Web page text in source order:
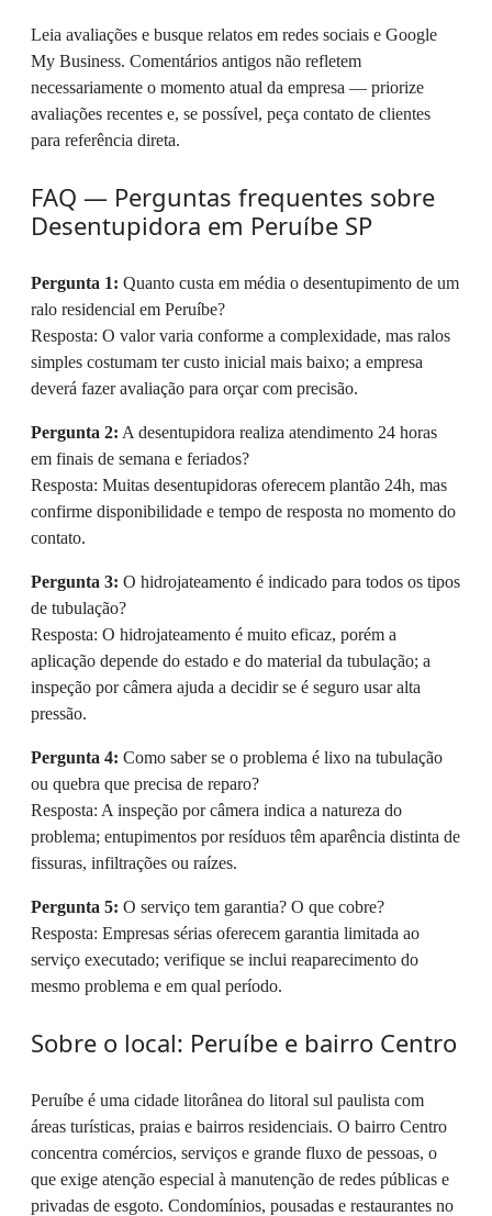
Leia avaliações e busque relatos em redes sociais e Google
My Business. Comentários antigos não refletem
necessariamente o momento atual da empresa — priorize
avaliações recentes e, se possível, peça contato de clientes
para referência direta.
FAQ — Perguntas frequentes sobre
Desentupidora em Peruíbe SP
Pergunta 1: Quanto custa em média o desentupimento de um
ralo residencial em Peruíbe?
Resposta: O valor varia conforme a complexidade, mas ralos
simples costumam ter custo inicial mais baixo; a empresa
deverá fazer avaliação para orçar com precisão.
Pergunta 2: A desentupidora realiza atendimento 24 horas
em finais de semana e feriados?
Resposta: Muitas desentupidoras oferecem plantão 24h, mas
confirme disponibilidade e tempo de resposta no momento do
contato.
Pergunta 3: O hidrojateamento é indicado para todos os tipos
de tubulação?
Resposta: O hidrojateamento é muito eficaz, porém a
aplicação depende do estado e do material da tubulação; a
inspeção por câmera ajuda a decidir se é seguro usar alta
pressão.
Pergunta 4: Como saber se o problema é lixo na tubulação
ou quebra que precisa de reparo?
Resposta: A inspeção por câmera indica a natureza do
problema; entupimentos por resíduos têm aparência distinta de
fissuras, infiltrações ou raízes.
Pergunta 5: O serviço tem garantia? O que cobre?
Resposta: Empresas sérias oferecem garantia limitada ao
serviço executado; verifique se inclui reaparecimento do
mesmo problema e em qual período.
Sobre o local: Peruíbe e bairro Centro
Peruíbe é uma cidade litorânea do litoral sul paulista com
áreas turísticas, praias e bairros residenciais. O bairro Centro
concentra comércios, serviços e grande fluxo de pessoas, o
que exige atenção especial à manutenção de redes públicas e
privadas de esgoto. Condomínios, pousadas e restaurantes no